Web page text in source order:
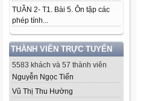
TUẦN 2- T1. Bài 5. Ôn tập các
phép tính...
THÀNH VIÊN TRỰC TUYẾN
5583 khách và 57 thành viên
Nguyễn Ngọc Tiến
Vũ Thị Thu Hường